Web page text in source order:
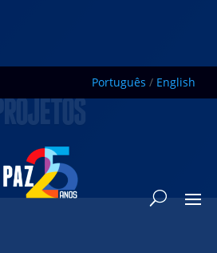
Português / English